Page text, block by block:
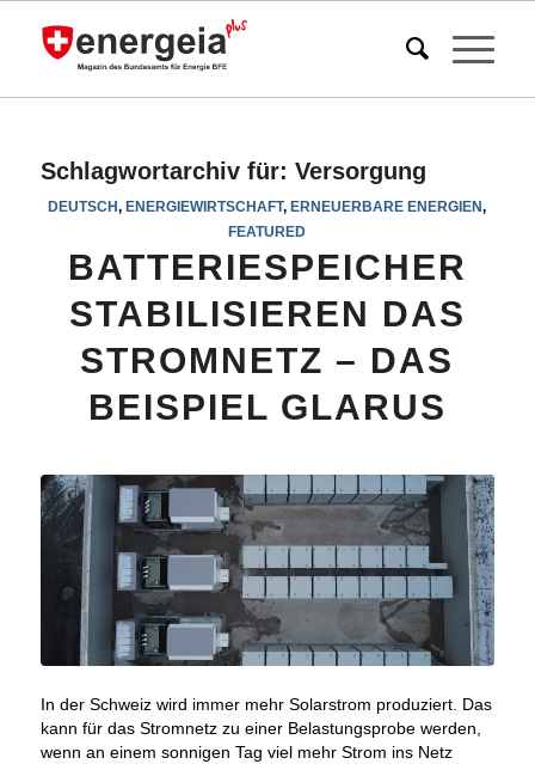
Schlagwortarchiv für: Versorgung
DEUTSCH,ENERGIEWIRTSCHAFT,ERNEUERBARE ENERGIEN,
FEATURED
BATTERIESPEICHER
STABILISIEREN DAS
STROMNETZ – DAS
BEISPIEL GLARUS
In der Schweiz wird immer mehr Solarstrom produziert. Das
kann für das Stromnetz zu einer Belastungsprobe werden,
wenn an einem sonnigen Tag viel mehr Strom ins Netz